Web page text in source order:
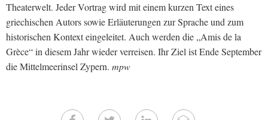
Theaterwelt. Jeder Vortrag wird mit einem kurzen Text eines
griechischen Autors sowie Erläuterungen zur Sprache und zum
historischen Kontext eingeleitet. Auch werden die „Amis de la
Grèce“ in diesem Jahr wieder verreisen. Ihr Ziel ist Ende September
die Mittelmeerinsel Zypern. mpw